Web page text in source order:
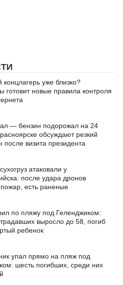
уже близко?
новые правила контроля
— бензин подорожал на 24
обсуждают резкий
после визита президента
атаковали у
после удара дронов
есть раненые
по пляжу под Геленджиком:
выросло до 58, погиб
ребенок
упал прямо на пляж под
шесть погибших, среди них